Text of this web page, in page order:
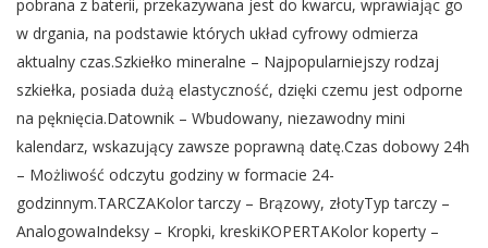
pobrana z baterii, przekazywana jest do kwarcu, wprawiając go
w drgania, na podstawie których układ cyfrowy odmierza
aktualny czas.Szkiełko mineralne – Najpopularniejszy rodzaj
szkiełka, posiada dużą elastyczność, dzięki czemu jest odporne
na pęknięcia.Datownik – Wbudowany, niezawodny mini
kalendarz, wskazujący zawsze poprawną datę.Czas dobowy 24h
– Możliwość odczytu godziny w formacie 24-
godzinnym.TARCZAKolor tarczy – Brązowy, złotyTyp tarczy –
AnalogowaIndeksy – Kropki, kreskiKOPERTAKolor koperty –